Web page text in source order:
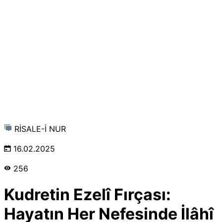
RİSALE-İ NUR
16.02.2025
256
Kudretin Ezelî Fırçası:
Hayatın Her Nefesinde İlâhî